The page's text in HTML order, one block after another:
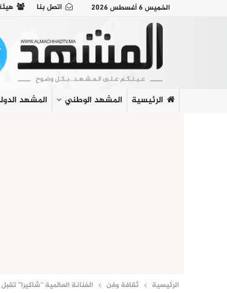
الخميس 6 أغسطس 2026 اتصل بنا
الرئيسية المشهد الوطني المشهد
الرئيسية ثقافة وفن الفنانة العالمية “شاكيرا”